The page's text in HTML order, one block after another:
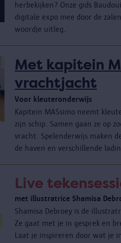
herbekijken? Onze gids
digitale expo mee door de
woordje uitleg.
Met kapitein
vrachtjacht
Voor kleuteronderwijs
Kapitein MASsimo neemt
zijn schip. Samen gaan ze op
vracht. Spelenderwijs maken
de haven en verschillende
Live
met illustratrice Shamisa
Shamisa Debroey is de
Ze gaat met je in gesprek en
Laat je inspireren door wat je